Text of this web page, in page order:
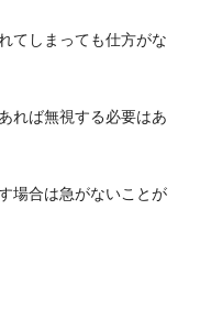
てしまっても仕方がな
れば無視する必要はあ
場合は急がないことが